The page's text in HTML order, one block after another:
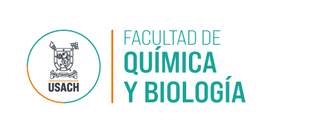
Pasar al contenido principal